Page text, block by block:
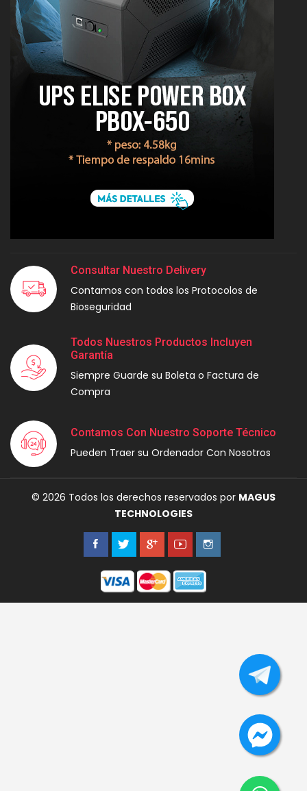
Consultar Nuestro Delivery
Contamos con todos los Protocolos de
Bioseguridad
Todos Nuestros Productos Incluyen
Garantía
Siempre Guarde su Boleta o Factura de
Compra
Contamos Con Nuestro Soporte Técnico
Pueden Traer su Ordenador Con Nosotros
© 2026 Todos los derechos reservados por MAGUS
TECHNOLOGIES